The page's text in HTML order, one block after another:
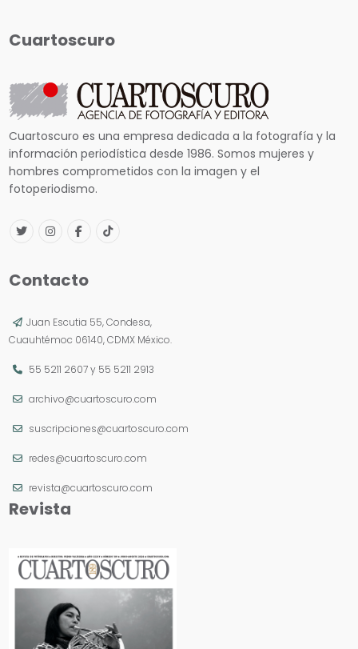
Cuartoscuro
Cuartoscuro es una empresa dedicada a la fotografía y la
información periodística desde 1986. Somos mujeres y
hombres comprometidos con la imagen y el
fotoperiodismo.
Contacto
Juan Escutia 55, Condesa,
Cuauhtémoc 06140, CDMX México.
55 5211 2607y 55 5211 2913
archivo@cuartoscuro.com
suscripciones@cuartoscuro.com
redes@cuartoscuro.com
revista@cuartoscuro.com
Revista